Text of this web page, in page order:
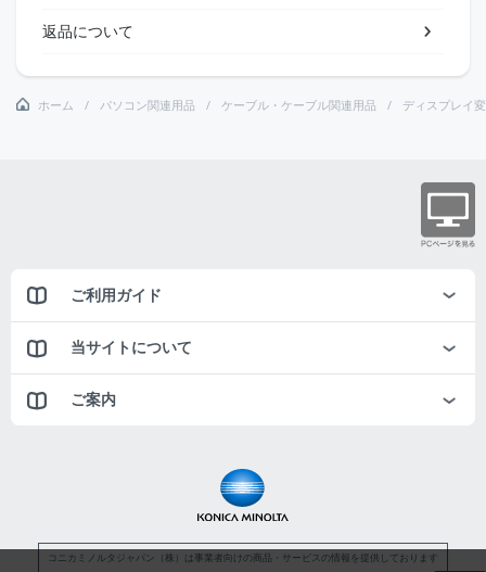
返品について
ホーム パソコン関連用品 ケーブル・ケーブル関連用品 ディスプレイ
ご利用ガイド
当サイトについて
ご案内
コニカミノルタジャパン（株）は事業者向けの商品・サービスの情報を提供しております